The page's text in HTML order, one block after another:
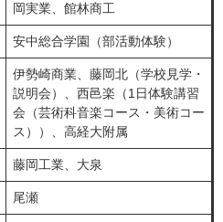
岡実業、館林商工
安中総合学園（部活動体験）
伊勢崎商業、藤岡北（学校見学・
説明会）、西邑楽（1日体験講習
会（芸術科音楽コース・美術コー
ス））、高経大附属
藤岡工業、大泉
尾瀬